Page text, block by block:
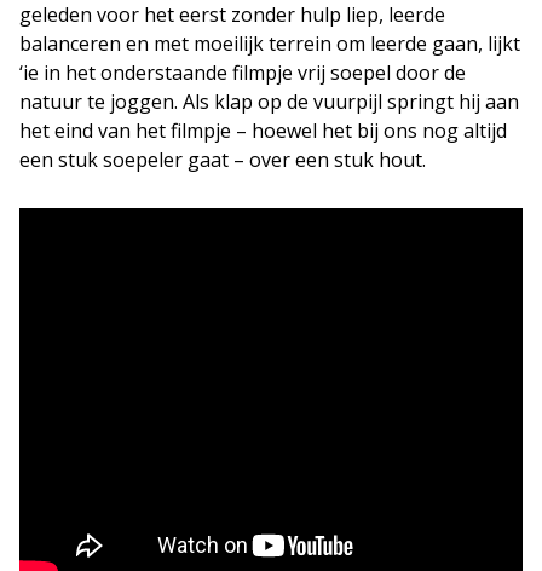
geleden voor het eerst zonder hulp liep, leerde
balanceren en met moeilijk terrein om leerde gaan, lijkt
‘ie in het onderstaande filmpje vrij soepel door de
natuur te joggen. Als klap op de vuurpijl springt hij aan
het eind van het filmpje – hoewel het bij ons nog altijd
een stuk soepeler gaat – over een stuk hout.